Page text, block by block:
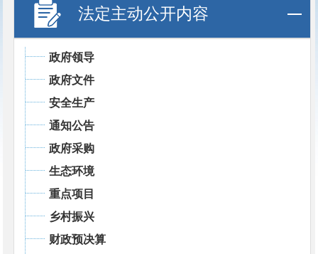
法定主动公开内容
政府领导
政府文件
安全生产
通知公告
政府采购
生态环境
重点项目
乡村振兴
财政预决算